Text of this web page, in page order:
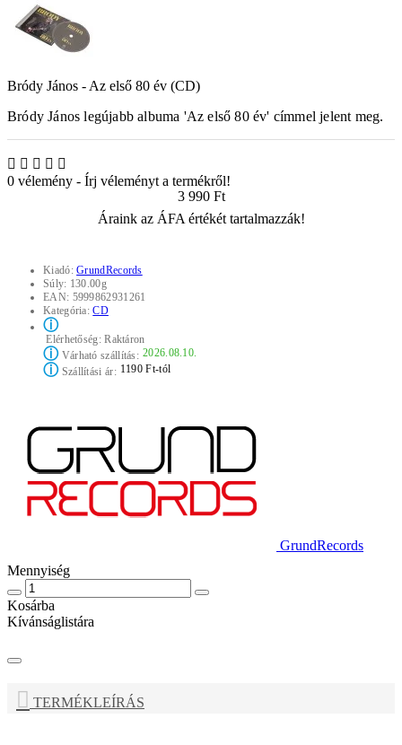
Bródy János - Az első 80 év (CD)
Bródy János legújabb albuma 'Az első 80 év' címmel jelent meg.
0 vélemény - Írj véleményt a termékről!
3 990 Ft
Áraink az ÁFA értékét tartalmazzák!
Kiadó:GrundRecords
Súly: 130.00g
EAN: 5999862931261
Kategória:CD
ⓘ
Elérhetőség:Raktáron
ⓘVárható szállítás: 2026.08.10.
ⓘSzállítási ár: 1190 Ft-tól
GrundRecords
Mennyiség
Kosárba
Kívánságlistára
TERMÉKLEÍRÁS